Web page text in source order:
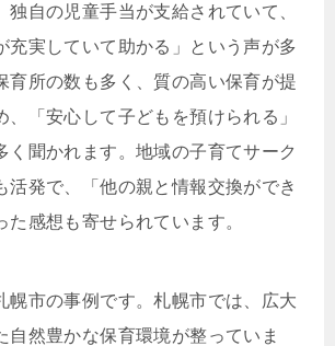
独自の児童手当が支給されていて、
充実していて助かる」という声が多
育所の数も多く、質の高い保育が提
、「安心して子どもを預けられる」
く聞かれます。地域の子育てサーク
活発で、「他の親と情報交換ができ
た感想も寄せられています。
幌市の事例です。札幌市では、広大
自然豊かな保育環境が整っていま